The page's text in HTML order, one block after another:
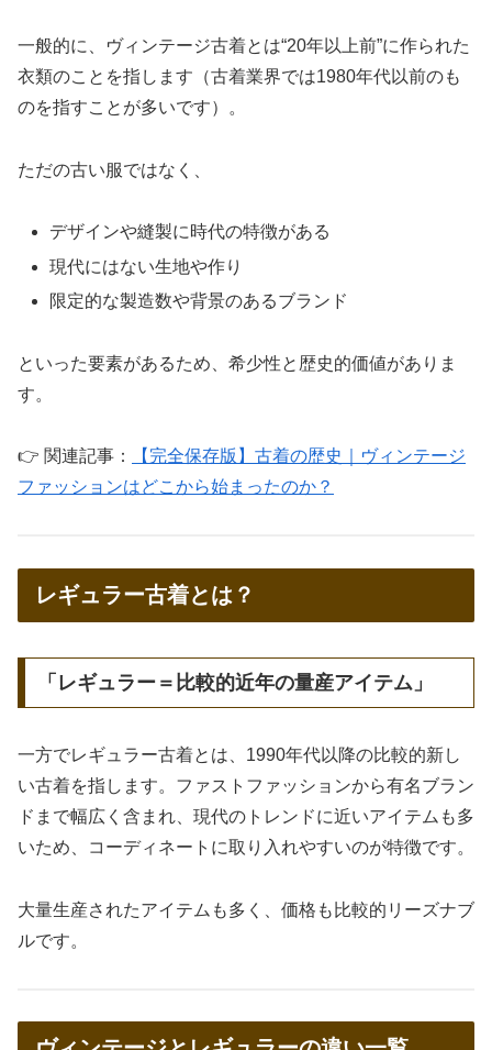
一般的に、ヴィンテージ古着とは“20年以上前”に作られた
衣類のことを指します（古着業界では1980年代以前のも
のを指すことが多いです）。
ただの古い服ではなく、
デザインや縫製に時代の特徴がある
現代にはない生地や作り
限定的な製造数や背景のあるブランド
といった要素があるため、希少性と歴史的価値がありま
す。
👉 関連記事：
【完全保存版】古着の歴史｜ヴィンテージ
ファッションはどこから始まったのか？
レギュラー古着とは？
「レギュラー＝比較的近年の量産アイテム」
一方でレギュラー古着とは、1990年代以降の比較的新し
い古着を指します。ファストファッションから有名ブラン
ドまで幅広く含まれ、現代のトレンドに近いアイテムも多
いため、コーディネートに取り入れやすいのが特徴です。
大量生産されたアイテムも多く、価格も比較的リーズナブ
ルです。